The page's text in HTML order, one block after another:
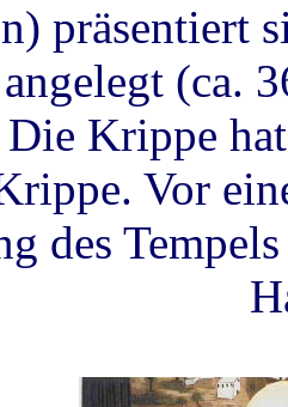
präsentiert
(ca.
Die Krippe
Vor
des